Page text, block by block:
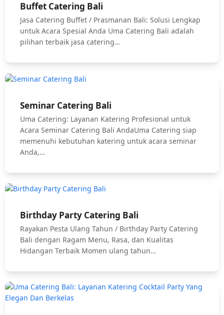
Buffet Catering Bali
Jasa Catering Buffet / Prasmanan Bali: Solusi Lengkap
untuk Acara Spesial Anda Uma Catering Bali adalah
pilihan terbaik jasa catering…
Seminar Catering Bali
Uma Catering: Layanan Katering Profesional untuk
Acara Seminar Catering Bali AndaUma Catering siap
memenuhi kebutuhan katering untuk acara seminar
Anda,…
Birthday Party Catering Bali
Rayakan Pesta Ulang Tahun / Birthday Party Catering
Bali dengan Ragam Menu, Rasa, dan Kualitas
Hidangan Terbaik Momen ulang tahun…